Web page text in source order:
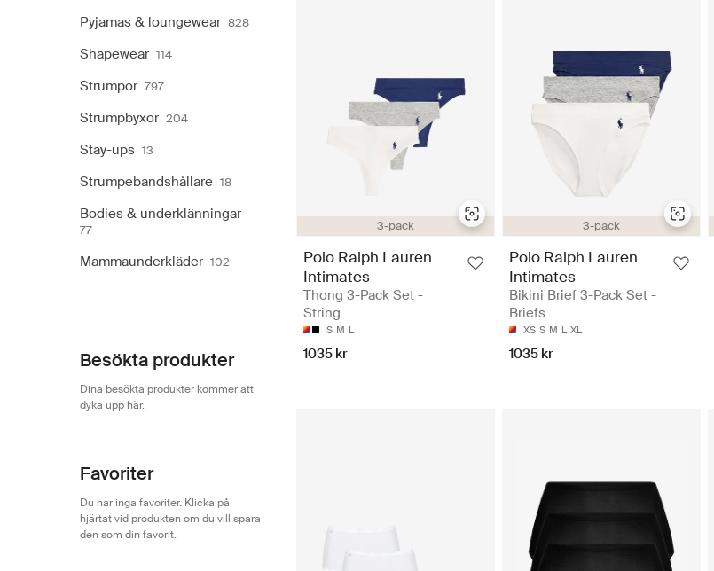
Pyjamas & loungewear 828
Shapewear 114
Strumpor 797
Strumpbyxor 204
Stay-ups 13
Strumpebandshållare 18
Bodies & underklänningar
77
Mammaunderkläder 102
Besökta produkter
Dina besökta produkter kommer att
dyka upp här.
Favoriter
Du har inga favoriter. Klicka på
hjärtat vid produkten om du vill spara
den som din favorit.
3-pack
Polo Ralph Lauren
Intimates
Thong 3-Pack Set -
String
S M L
1035 kr
3-pack
Polo Ralph Lauren
Intimates
Bikini Brief 3-Pack Set -
Briefs
XS S M L XL
1035 kr